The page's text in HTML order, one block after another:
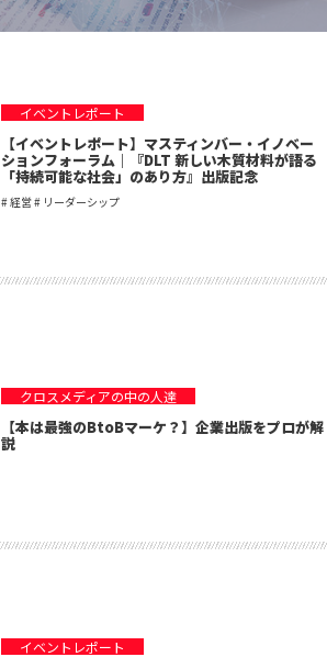
イベントレポート
【イベントレポート】マスティンバー・イノベー
ションフォーラム｜『DLT 新しい木質材料が語る
「持続可能な社会」のあり方』出版記念
# 経営 # リーダーシップ
クロスメディアの中の人達
【本は最強のBtoBマーケ？】企業出版をプロが解
説
イベントレポート